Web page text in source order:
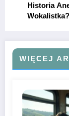
Historia
Wokalistka?
WIĘCEJ